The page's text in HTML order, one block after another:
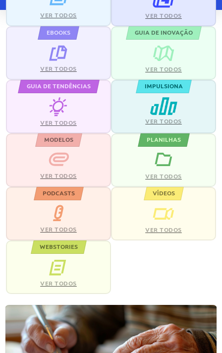
VER TODOS VER TODOS
EBOOKS
VER TODOS
GUIA DE INOVAÇÃO
VER TODOS
GUIA DE TENDÊNCIAS
VER TODOS
IMPULSIONA
VER TODOS
MODELOS
VER TODOS
PLANILHAS
VER TODOS
PODCASTS
VER TODOS
VÍDEOS
VER TODOS
WEBSTORIES
VER TODOS